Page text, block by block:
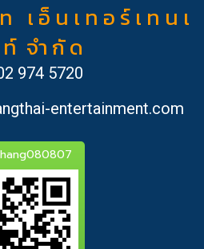
เ อ็ น เ ท อ ร์ เ ท น เ
จำ กั ด
974 5720
entertainment.com